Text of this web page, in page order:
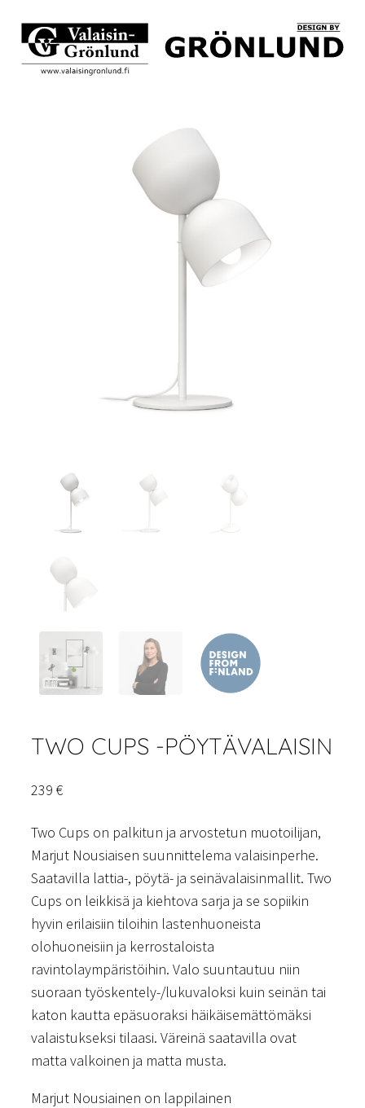
TWO CUPS -PÖYTÄVALAISIN
239 €
Two Cups on palkitun ja arvostetun muotoilijan,
Marjut Nousiaisen suunnittelema valaisinperhe.
Saatavilla lattia-, pöytä- ja seinävalaisinmallit. Two
Cups on leikkisä ja kiehtova sarja ja se sopiikin
hyvin erilaisiin tiloihin lastenhuoneista
olohuoneisiin ja kerrostaloista
ravintolaympäristöihin. Valo suuntautuu niin
suoraan työskentely-/lukuvaloksi kuin seinän tai
katon kautta epäsuoraksi häikäisemättömäksi
valaistukseksi tilaasi. Väreinä saatavilla ovat
matta valkoinen ja matta musta.
Marjut Nousiainen on lappilainen